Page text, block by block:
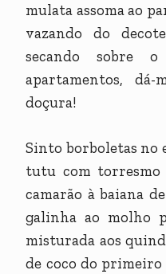
mulata assoma ao
vazando do
secando sobre
apartamentos,
doçura!
Sinto borboletas no
tutu com torresmo
camarão à baiana
galinha ao molho
misturada aos
de coco do